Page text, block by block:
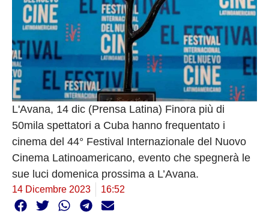
L'Avana, 14 dic (Prensa Latina) Finora più di
50mila spettatori a Cuba hanno frequentato i
cinema del 44° Festival Internazionale del Nuovo
Cinema Latinoamericano, evento che spegnerà le
sue luci domenica prossima a L’Avana.
14 Dicembre 2023 16:52